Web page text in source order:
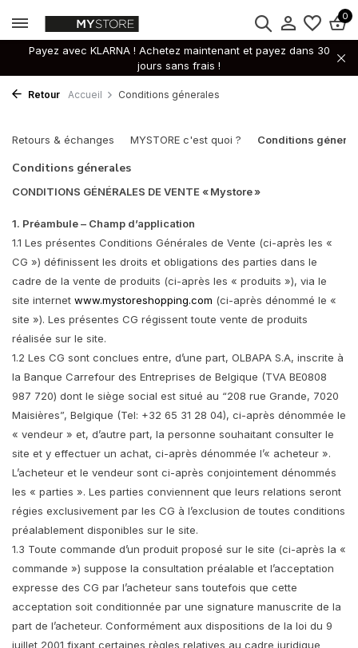
0
Payez avec KLARNA ! Achetez maintenant et payez dans 30
jours sans frais !
Retour Accueil Conditions génerales
Retours & échanges MYSTORE c'est quoi ? Conditions
Conditions génerales
CONDITIONS GÉNÉRALES DE VENTE « Mystore »
1. Préambule – Champ d’application
1.1 Les présentes Conditions Générales de Vente (ci-après les «
CG ») définissent les droits et obligations des parties dans le
cadre de la vente de produits (ci-après les « produits »), via le
site internet www.mystoreshopping.com (ci-après dénommé le «
site »). Les présentes CG régissent toute vente de produits
réalisée sur le site.
1.2 Les CG sont conclues entre, d’une part, OLBAPA S.A, inscrite à
la Banque Carrefour des Entreprises de Belgique (TVA BE0808
987 720) dont le siège social est situé au “208 rue Grande, 7020
Maisières”, Belgique (Tel: +32 65 31 28 04), ci-après dénommée le
« vendeur » et, d’autre part, la personne souhaitant consulter le
site et y effectuer un achat, ci-après dénommée l’« acheteur ».
L’acheteur et le vendeur sont ci-après conjointement dénommés
les « parties ». Les parties conviennent que leurs relations seront
régies exclusivement par les CG à l’exclusion de toutes conditions
préalablement disponibles sur le site.
1.3 Toute commande d’un produit proposé sur le site (ci-après la «
commande ») suppose la consultation préalable et l’acceptation
expresse des CG par l’acheteur sans toutefois que cette
acceptation soit conditionnée par une signature manuscrite de la
part de l’acheteur. Conformément aux dispositions de la loi du 9
juillet 2001 fixant certaines règles relatives au cadre juridique